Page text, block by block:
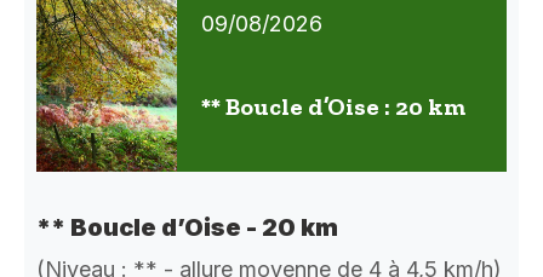
09/08/2026
** Boucle d’Oise : 20 km
** Boucle d’Oise - 20 km
(Niveau : ** - allure moyenne de 4 à 4,5 km/h)